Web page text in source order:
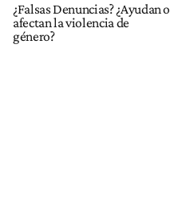
¿Falsas Denuncias? ¿Ayudan o
afectan la violencia de
género?